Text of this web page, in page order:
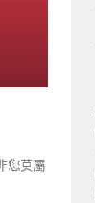
您莫屬